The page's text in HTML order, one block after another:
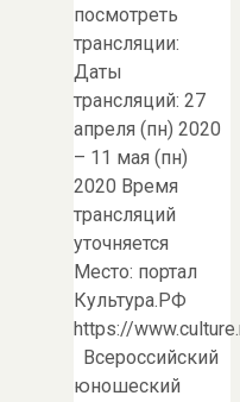
посмотреть
трансляции:
Даты
трансляций: 27
апреля (пн) 2020
– 11 мая (пн)
2020 Время
трансляций
уточняется
Место: портал
Культура.РФ
https://
Всероссийский
юношеский